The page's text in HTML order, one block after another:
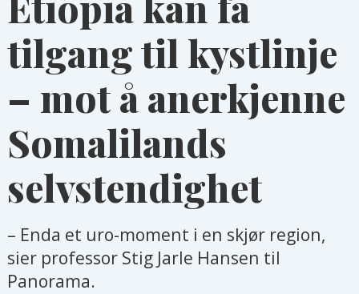
tilgang til kystlinje
– mot å anerkjenne
Somalilands
selvstendighet
– Enda et uro-moment i en skjør region,
sier professor Stig Jarle Hansen til
Panorama.